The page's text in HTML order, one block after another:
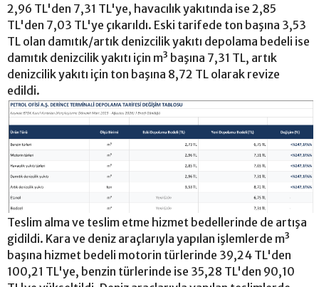
2,96 TL'den 7,31 TL'ye, havacılık yakıtında ise 2,85
TL'den 7,03 TL'ye çıkarıldı. Eski tarifede ton başına 3,53
TL olan damıtık/artık denizcilik yakıtı depolama bedeli ise
damıtık denizcilik yakıtı için m³ başına 7,31 TL, artık
denizcilik yakıtı için ton başına 8,72 TL olarak revize
edildi.
Teslim alma ve teslim etme hizmet bedellerinde de artışa
gidildi. Kara ve deniz araçlarıyla yapılan işlemlerde m³
başına hizmet bedeli motorin türlerinde 39,24 TL'den
100,21 TL'ye, benzin türlerinde ise 35,28 TL'den 90,10